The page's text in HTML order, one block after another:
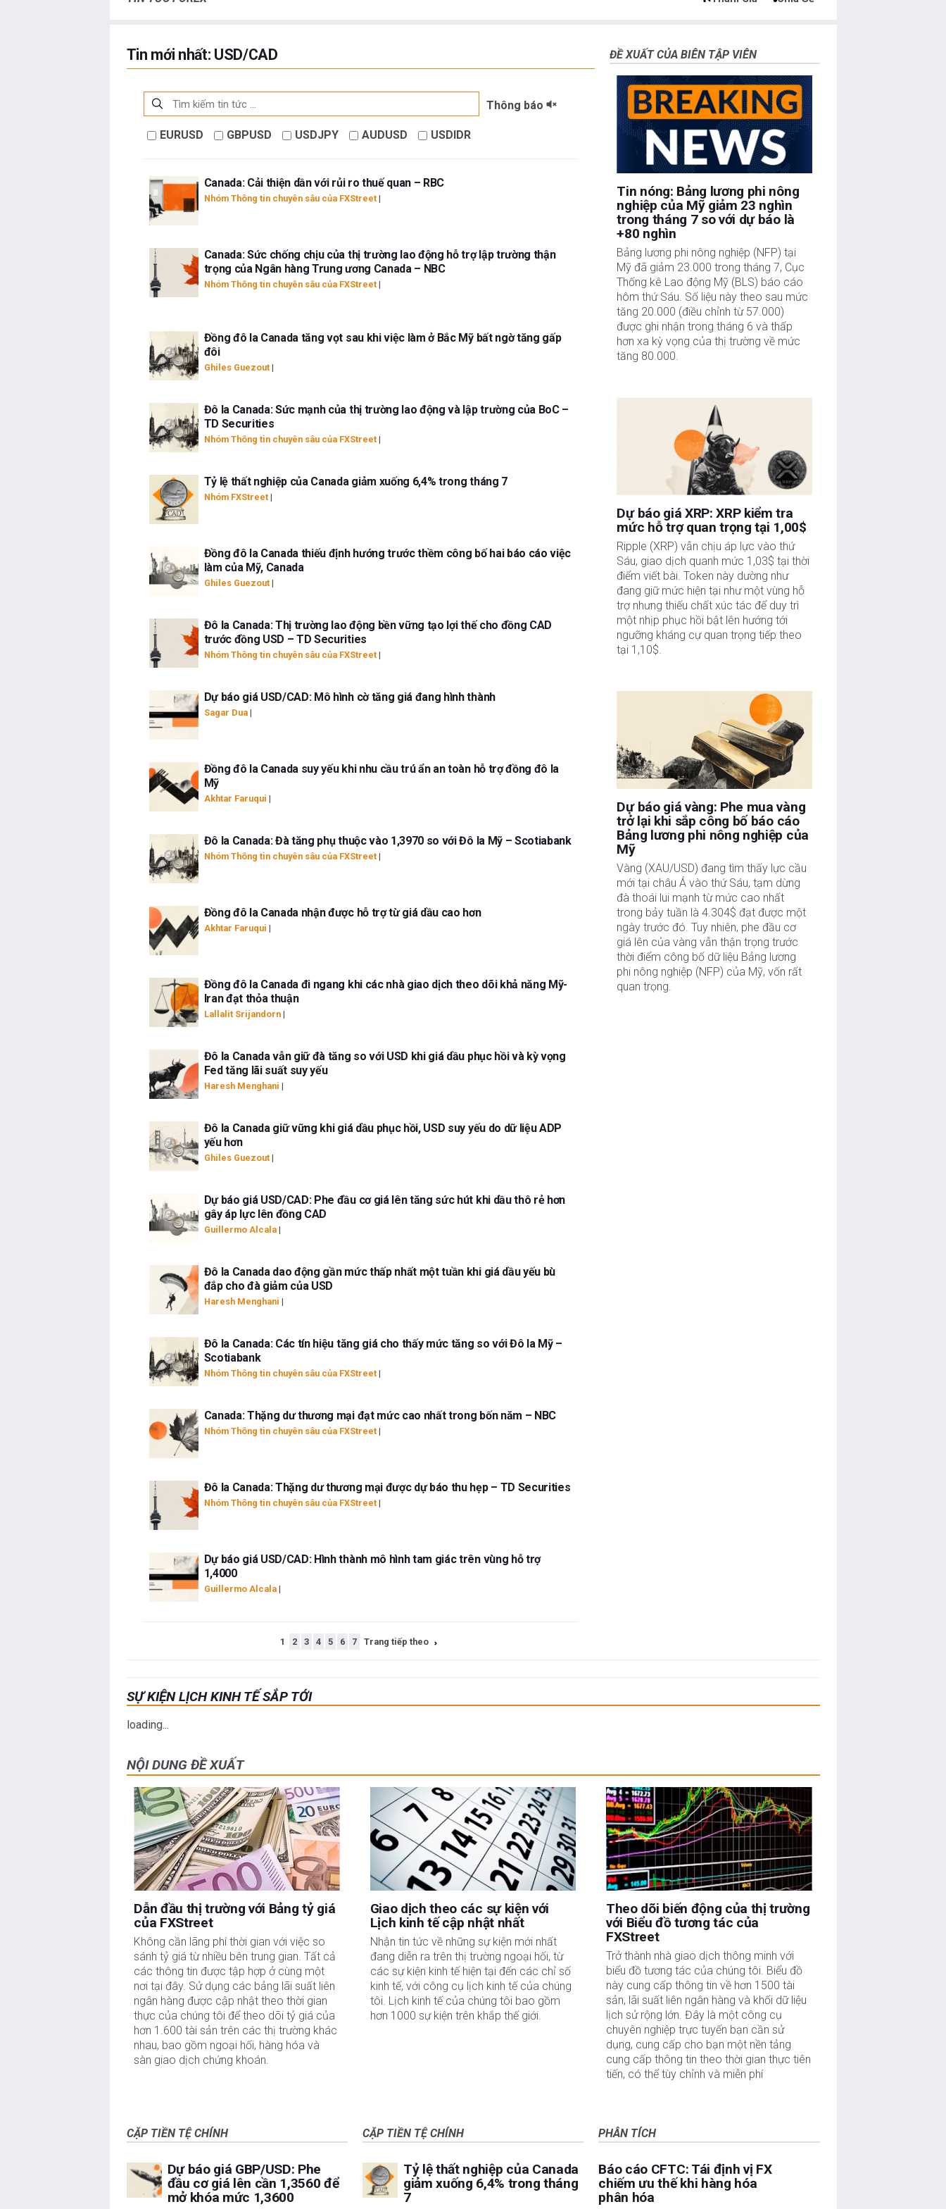
Tin mới nhất: USD/CAD
Thông báo
EURUSD GBPUSD USDJPY AUDUSD USDIDR
Canada: Cải thiện dần với rủi ro thuế quan – RBC
Nhóm Thông tin chuyên sâu của FXStreet|
Canada: Sức chống chịu của thị trường lao động hỗ trợ lập trường thận
trọng của Ngân hàng Trung ương Canada – NBC
Nhóm Thông tin chuyên sâu của FXStreet|
Đồng đô la Canada tăng vọt sau khi việc làm ở Bắc Mỹ bất ngờ tăng gấp
đôi
Ghiles Guezout|
Đô la Canada: Sức mạnh của thị trường lao động và lập trường của BoC –
TD Securities
Nhóm Thông tin chuyên sâu của FXStreet|
Tỷ lệ thất nghiệp của Canada giảm xuống 6,4% trong tháng 7
Nhóm FXStreet|
Đồng đô la Canada thiếu định hướng trước thềm công bố hai báo cáo việc
làm của Mỹ, Canada
Ghiles Guezout|
Đô la Canada: Thị trường lao động bền vững tạo lợi thế cho đồng CAD
trước đồng USD – TD Securities
Nhóm Thông tin chuyên sâu của FXStreet|
Dự báo giá USD/CAD: Mô hình cờ tăng giá đang hình thành
Sagar Dua|
Đồng đô la Canada suy yếu khi nhu cầu trú ẩn an toàn hỗ trợ đồng đô la
Mỹ
Akhtar Faruqui |
Đô la Canada: Đà tăng phụ thuộc vào 1,3970 so với Đô la Mỹ – Scotiabank
Nhóm Thông tin chuyên sâu của FXStreet|
Đồng đô la Canada nhận được hỗ trợ từ giá dầu cao hơn
Akhtar Faruqui |
Đồng đô la Canada đi ngang khi các nhà giao dịch theo dõi khả năng Mỹ-
Iran đạt thỏa thuận
Lallalit Srijandorn|
Đô la Canada vẫn giữ đà tăng so với USD khi giá dầu phục hồi và kỳ vọng
Fed tăng lãi suất suy yếu
Haresh Menghani |
Đô la Canada giữ vững khi giá dầu phục hồi, USD suy yếu do dữ liệu ADP
yếu hơn
Ghiles Guezout|
Dự báo giá USD/CAD: Phe đầu cơ giá lên tăng sức hút khi dầu thô rẻ hơn
gây áp lực lên đồng CAD
Guillermo Alcala|
Đô la Canada dao động gần mức thấp nhất một tuần khi giá dầu yếu bù
đắp cho đà giảm của USD
Haresh Menghani |
Đô la Canada: Các tín hiệu tăng giá cho thấy mức tăng so với Đô la Mỹ –
Scotiabank
Nhóm Thông tin chuyên sâu của FXStreet|
Canada: Thặng dư thương mại đạt mức cao nhất trong bốn năm – NBC
Nhóm Thông tin chuyên sâu của FXStreet|
Đô la Canada: Thặng dư thương mại được dự báo thu hẹp – TD Securities
Nhóm Thông tin chuyên sâu của FXStreet|
Dự báo giá USD/CAD: Hình thành mô hình tam giác trên vùng hỗ trợ
1,4000
Guillermo Alcala|
1 2 3 4 5 6 7 Trang tiếp theo
ĐỀ XUẤT CỦA BIÊN TẬP VIÊN
Tin nóng: Bảng lương phi nông
nghiệp của Mỹ giảm 23 nghìn
trong tháng 7 so với dự báo là
+80 nghìn
Bảng lương phi nông nghiệp (NFP) tại
Mỹ đã giảm 23.000 trong tháng 7, Cục
Thống kê Lao động Mỹ (BLS) báo cáo
hôm thứ Sáu. Số liệu này theo sau mức
tăng 20.000 (điều chỉnh từ 57.000)
được ghi nhận trong tháng 6 và thấp
hơn xa kỳ vọng của thị trường về mức
tăng 80.000.
Dự báo giá XRP: XRP kiểm tra
mức hỗ trợ quan trọng tại 1,00$
Ripple (XRP) vẫn chịu áp lực vào thứ
Sáu, giao dịch quanh mức 1,03$ tại thời
điểm viết bài. Token này dường như
đang giữ mức hiện tại như một vùng hỗ
trợ nhưng thiếu chất xúc tác để duy trì
một nhịp phục hồi bật lên hướng tới
ngưỡng kháng cự quan trọng tiếp theo
tại 1,10$.
Dự báo giá vàng: Phe mua vàng
trở lại khi sắp công bố báo cáo
Bảng lương phi nông nghiệp của
Mỹ
Vàng (XAU/USD) đang tìm thấy lực cầu
mới tại châu Á vào thứ Sáu, tạm dừng
đà thoái lui mạnh từ mức cao nhất
trong bảy tuần là 4.304$ đạt được một
ngày trước đó. Tuy nhiên, phe đầu cơ
giá lên của vàng vẫn thận trọng trước
thời điểm công bố dữ liệu Bảng lương
phi nông nghiệp (NFP) của Mỹ, vốn rất
quan trọng.
SỰ KIỆN LỊCH KINH TẾ SẮP TỚI
loading...
NỘI DUNG ĐỀ XUẤT
Dẫn đầu thị trường với Bảng tỷ giá
của FXStreet
Không cần lãng phí thời gian với việc so
sánh tỷ giá từ nhiều bên trung gian. Tất cả
các thông tin được tập hợp ở cùng một
nơi tại đây. Sử dụng các bảng lãi suất liên
ngân hàng được cập nhật theo thời gian
thực của chúng tôi để theo dõi tỷ giá của
hơn 1.600 tài sản trên các thị trường khác
nhau, bao gồm ngoại hối, hàng hóa và
sàn giao dịch chứng khoán.
Giao dịch theo các sự kiện với
Lịch kinh tế cập nhật nhất
Nhận tin tức về những sự kiện mới nhất
đang diễn ra trên thị trường ngoại hối, từ
các sự kiện kinh tế hiện tại đến các chỉ số
kinh tế, với công cụ lịch kinh tế của chúng
tôi. Lịch kinh tế của chúng tôi bao gồm
hơn 1000 sự kiện trên khắp thế giới.
Theo dõi biến động của thị trường
với Biểu đồ tương tác của
FXStreet
Trở thành nhà giao dịch thông minh với
biểu đồ tương tác của chúng tôi. Biểu đồ
này cung cấp thông tin về hơn 1500 tài
sản, lãi suất liên ngân hàng và khối dữ liệu
lịch sử rộng lớn. Đây là một công cụ
chuyên nghiệp trực tuyến bạn cần sử
dụng, cung cấp cho bạn một nền tảng
cung cấp thông tin theo thời gian thực tiên
tiến, có thể tùy chỉnh và miễn phí
CẶP TIỀN TỆ CHÍNH
Dự báo giá GBP/USD: Phe
đầu cơ giá lên cần 1,3560 để
mở khóa mức 1,3600
CẶP TIỀN TỆ CHÍNH
Tỷ lệ thất nghiệp của Canada
giảm xuống 6,4% trong tháng
7
PHÂN TÍCH
Báo cáo CFTC: Tái định vị FX
chiếm ưu thế khi hàng hóa
phân hóa